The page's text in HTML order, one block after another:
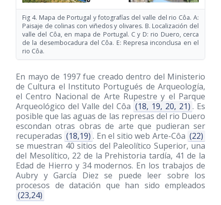
Fig 4. Mapa de Portugal y fotografías del valle del rio Côa. A:
Paisaje de colinas con viñedos y olivares. B. Localización del
valle del Côa, en mapa de Portugal. C y D: rio Duero, cerca
de la desembocadura del Côa. E: Represa inconclusa en el
rio Côa.
En mayo de 1997 fue creado dentro del Ministerio
de Cultura el Instituto Portugués de Arqueología,
el Centro Nacional de Arte Rupestre y el Parque
Arqueológico del Valle del Côa (18, 19, 20, 21) . Es
posible que las aguas de las represas del rio Duero
escondan otras obras de arte que pudieran ser
recuperadas (18,19) . En el sitio web Arte-Côa (22)
se muestran 40 sitios del Paleolítico Superior, una
del Mesolítico, 22 de la Prehistoria tardía, 41 de la
Edad de Hierro y 34 modernos. En los trabajos de
Aubry y García Diez se puede leer sobre los
procesos de datación que han sido empleados
(23,24)